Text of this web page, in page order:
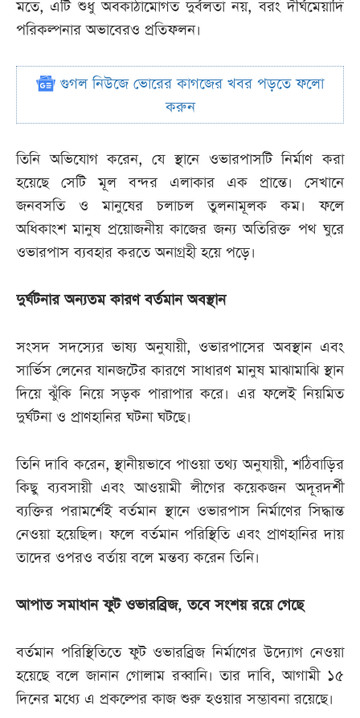
মতে, এটি শুধু অবকাঠামোগত দুর্বলতা নয়, বরং দীর্ঘমেয়াদি
পরিকল্পনার অভাবেরও প্রতিফলন।
গুগল নিউজে ভোরের কাগজের খবর পড়তে ফলো
করুন
তিনি অভিযোগ করেন, যে স্থানে ওভারপাসটি নির্মাণ করা
হয়েছে সেটি মূল বন্দর এলাকার এক প্রান্তে। সেখানে
জনবসতি ও মানুষের চলাচল তুলনামূলক কম। ফলে
অধিকাংশ মানুষ প্রয়োজনীয় কাজের জন্য অতিরিক্ত পথ ঘুরে
ওভারপাস ব্যবহার করতে অনাগ্রহী হয়ে পড়ে।
দুর্ঘটনার অন্যতম কারণ বর্তমান অবস্থান
সংসদ সদস্যের ভাষ্য অনুযায়ী, ওভারপাসের অবস্থান এবং
সার্ভিস লেনের যানজটের কারণে সাধারণ মানুষ মাঝামাঝি স্থান
দিয়ে ঝুঁকি নিয়ে সড়ক পারাপার করে। এর ফলেই নিয়মিত
দুর্ঘটনা ও প্রাণহানির ঘটনা ঘটছে।
তিনি দাবি করেন, স্থানীয়ভাবে পাওয়া তথ্য অনুযায়ী, শঠিবাড়ির
কিছু ব্যবসায়ী এবং আওয়ামী লীগের কয়েকজন অদূরদর্শী
ব্যক্তির পরামর্শেই বর্তমান স্থানে ওভারপাস নির্মাণের সিদ্ধান্ত
নেওয়া হয়েছিল। ফলে বর্তমান পরিস্থিতি এবং প্রাণহানির দায়
তাদের ওপরও বর্তায় বলে মন্তব্য করেন তিনি।
আপাত সমাধান ফুট ওভারব্রিজ, তবে সংশয় রয়ে গেছে
বর্তমান পরিস্থিতিতে ফুট ওভারব্রিজ নির্মাণের উদ্যোগ নেওয়া
হয়েছে বলে জানান গোলাম রব্বানি। তার দাবি, আগামী ১৫
দিনের মধ্যে এ প্রকল্পের কাজ শুরু হওয়ার সম্ভাবনা রয়েছে।